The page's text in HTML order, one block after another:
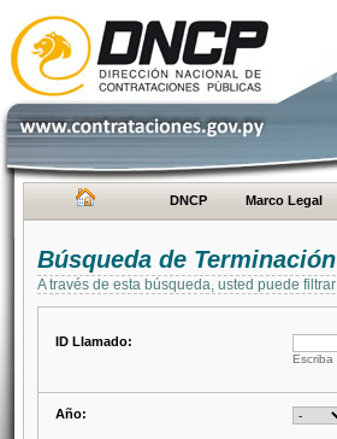
DNCP Marco Legal
Búsqueda de
A través de esta búsqueda, usted puede
ID Llamado:
Escriba
Año: